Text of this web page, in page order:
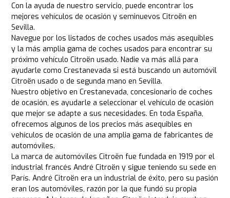
Con la ayuda de nuestro servicio, puede encontrar los
mejores vehículos de ocasión y seminuevos Citroën en
Sevilla.
Navegue por los listados de coches usados más asequibles
y la más amplia gama de coches usados para encontrar su
próximo vehículo Citroën usado. Nadie va más allá para
ayudarle como Crestanevada si está buscando un automóvil
Citroën usado o de segunda mano en Sevilla.
Nuestro objetivo en Crestanevada, concesionario de coches
de ocasión, es ayudarle a seleccionar el vehículo de ocasión
que mejor se adapte a sus necesidades. En toda España,
ofrecemos algunos de los precios más asequibles en
vehículos de ocasión de una amplia gama de fabricantes de
automóviles.
La marca de automóviles Citroën fue fundada en 1919 por el
industrial francés André Citroën y sigue teniendo su sede en
París. André Citroën era un industrial de éxito, pero su pasión
eran los automóviles, razón por la que fundó su propia